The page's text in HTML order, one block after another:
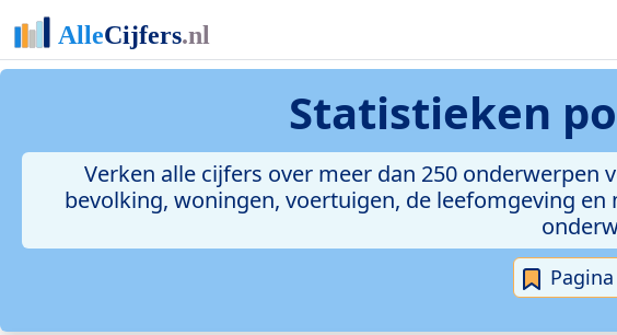
Statistieken
Verken alle cijfers over meer dan 250 onderwerpen
bevolking, woningen, voertuigen, de leefomgeving